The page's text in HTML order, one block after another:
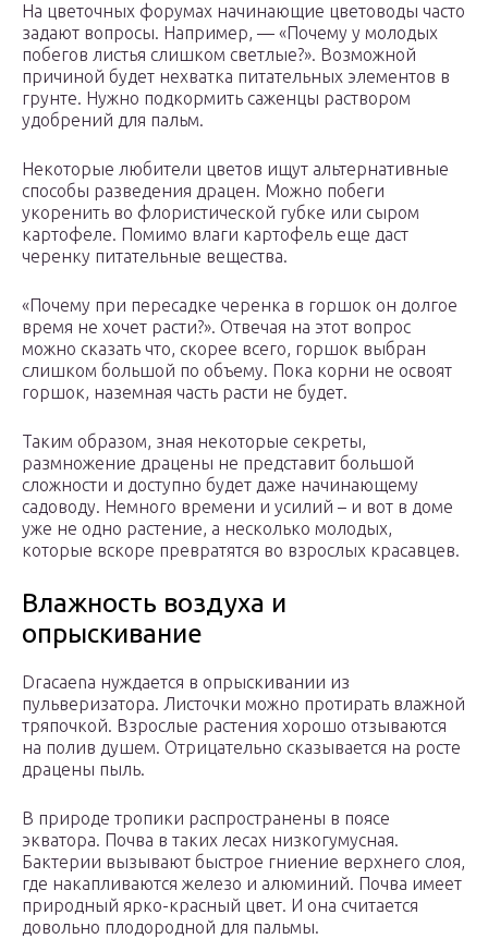
На цветочных форумах начинающие цветоводы часто
задают вопросы. Например, — «Почему у молодых
побегов листья слишком светлые?». Возможной
причиной будет нехватка питательных элементов в
грунте. Нужно подкормить саженцы раствором
удобрений для пальм.
Некоторые любители цветов ищут альтернативные
способы разведения драцен. Можно побеги
укоренить во флористической губке или сыром
картофеле. Помимо влаги картофель еще даст
черенку питательные вещества.
«Почему при пересадке черенка в горшок он долгое
время не хочет расти?». Отвечая на этот вопрос
можно сказать что, скорее всего, горшок выбран
слишком большой по объему. Пока корни не освоят
горшок, наземная часть расти не будет.
Таким образом, зная некоторые секреты,
размножение драцены не представит большой
сложности и доступно будет даже начинающему
садоводу. Немного времени и усилий – и вот в доме
уже не одно растение, а несколько молодых,
которые вскоре превратятся во взрослых красавцев.
Влажность воздуха и
опрыскивание
Dracaena нуждается в опрыскивании из
пульверизатора. Листочки можно протирать влажной
тряпочкой. Взрослые растения хорошо отзываются
на полив душем. Отрицательно сказывается на росте
драцены пыль.
В природе тропики распространены в поясе
экватора. Почва в таких лесах низкогумусная.
Бактерии вызывают быстрое гниение верхнего слоя,
где накапливаются железо и алюминий. Почва имеет
природный ярко-красный цвет. И она считается
довольно плодородной для пальмы.